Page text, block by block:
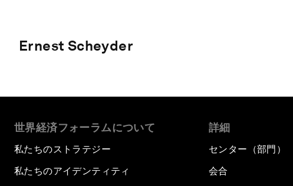
Ernest Scheyder
世界経済フォーラムについて
私たちのストラテジー
私たちのアイデンティティ
詳細
センター（部門）
会合